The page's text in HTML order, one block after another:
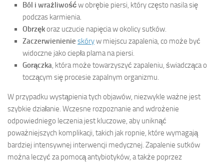
Ból i wrażliwośćw obrębie piersi, który często nasila się
podczas karmienia.
Obrzękoraz uczucie napięcia w okolicy sutków.
Zaczerwienienie skóryw miejscu zapalenia, co może być
widoczne jako ciepła plama na piersi.
Gorączka, która może towarzyszyć zapaleniu, świadcząca o
toczącym się procesie zapalnym organizmu.
W przypadku wystąpienia tych objawów, niezwykle ważne jest
szybkie działanie. Wczesne rozpoznanie and wdrożenie
odpowiedniego leczenia jest kluczowe, aby uniknąć
poważniejszych komplikacji, takich jak ropnie, które wymagają
bardziej intensywnej interwencji medycznej. Zapalenie sutków
można leczyć za pomocą antybiotyków, a także poprzez